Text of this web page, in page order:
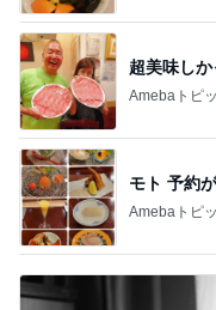
超美味し
Amebaトピ
モト 予約
Amebaトピ